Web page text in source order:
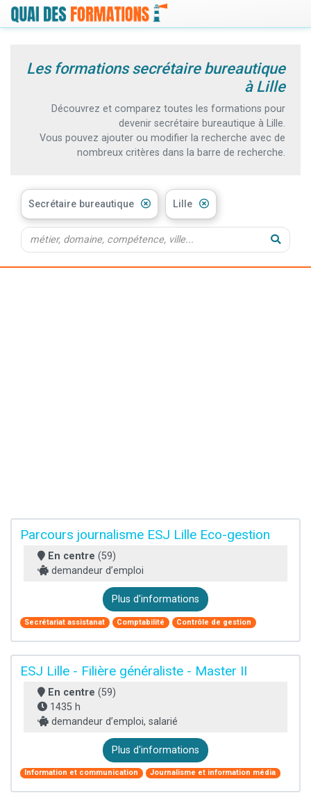
Les formations secrétaire bureautique
à Lille
Découvrez et comparez toutes les formations pour
devenir secrétaire bureautique à Lille.
Vous pouvez ajouter ou modifier la recherche avec de
nombreux critères dans la barre de recherche.
Secrétaire bureautique Lille
Parcours journalisme ESJ Lille Eco-gestion
En centre (59)
demandeur d’emploi
Plus d'informations
Secrétariat assistanat Comptabilité Contrôle de gestion
ESJ Lille - Filière généraliste - Master II
En centre (59)
1435 h
demandeur d’emploi, salarié
Plus d'informations
Information et communication Journalisme et information média